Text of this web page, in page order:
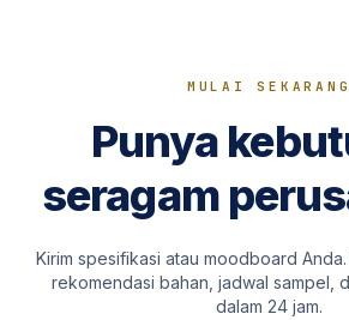
MULAI SEKARANG
Punya
seragam
Kirim spesifikasi atau moodboard
rekomendasi bahan, jadwal sampel,
dalam 24 jam.